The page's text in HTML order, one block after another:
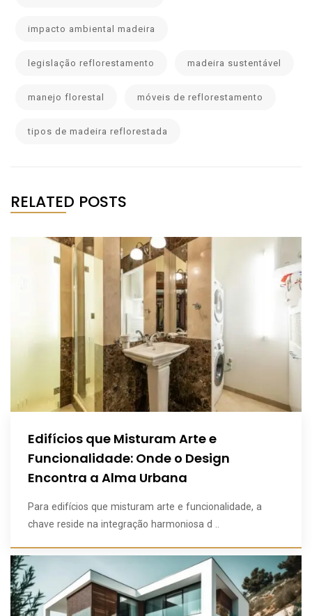
impacto ambiental madeira
legislação reflorestamento madeira sustentável
manejo florestal móveis de reflorestamento
tipos de madeira reflorestada
RELATED POSTS
Edifícios que Misturam Arte e
Funcionalidade: Onde o Design
Encontra a Alma Urbana
Para edifícios que misturam arte e funcionalidade, a
chave reside na integração harmoniosa d ..